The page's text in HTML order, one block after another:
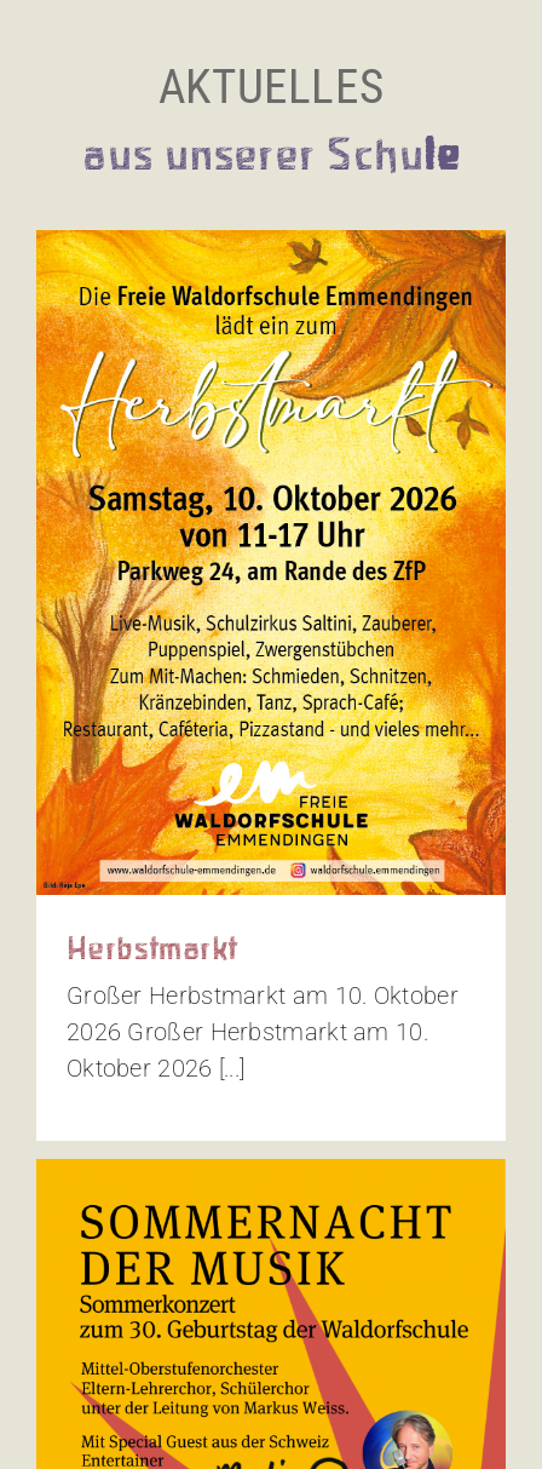
AKTUELLES
aus unserer Schule
Herbstmarkt
Großer Herbstmarkt am 10. Oktober
2026 Großer Herbstmarkt am 10.
Oktober 2026 [...]